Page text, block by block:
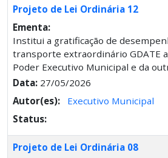
Projeto de Lei Ordinária 12
Ementa:
Institui a gratificação de
transporte extraordinário GDATE
Poder Executivo Municipal e da
Data: 27/05/2026
Autor(es):
Executivo Municipal
Status:
Projeto de Lei Ordinária 08